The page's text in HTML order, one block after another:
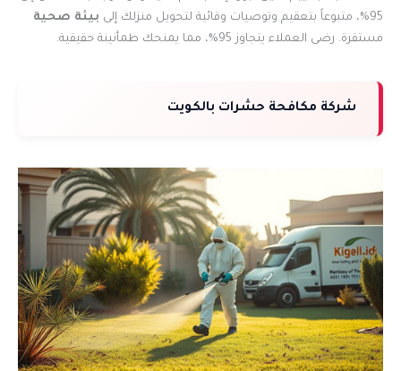
95%، متبوعاً بتعقيم وتوصيات وقائية لتحويل منزلك إلى
بيئة صحية
مستقرة. رضى العملاء يتجاوز 95%، مما يمنحك طمأنينة حقيقية.
شركة مكافحة حشرات بالكويت